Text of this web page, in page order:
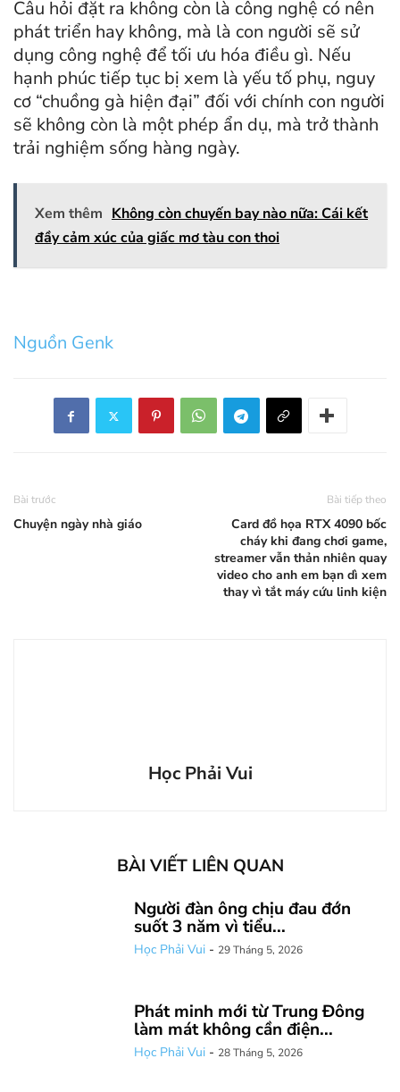
Câu hỏi đặt ra không còn là công nghệ có nên
phát triển hay không, mà là con người sẽ sử
dụng công nghệ để tối ưu hóa điều gì. Nếu
hạnh phúc tiếp tục bị xem là yếu tố phụ, nguy
cơ “chuồng gà hiện đại” đối với chính con người
sẽ không còn là một phép ẩn dụ, mà trở thành
trải nghiệm sống hàng ngày.
Xem thêm Không còn chuyến bay nào nữa: Cái kết
đầy cảm xúc của giấc mơ tàu con thoi
Nguồn Genk
Bài trước
Chuyện ngày nhà giáo
Bài tiếp theo
Card đồ họa RTX 4090 bốc
cháy khi đang chơi game,
streamer vẫn thản nhiên quay
video cho anh em bạn dì xem
thay vì tắt máy cứu linh kiện
Học Phải Vui
BÀI VIẾT LIÊN QUAN
Người đàn ông chịu đau đớn
suốt 3 năm vì tiểu...
Học Phải Vui - 29 Tháng 5, 2026
Phát minh mới từ Trung Đông
làm mát không cần điện...
Học Phải Vui - 28 Tháng 5, 2026